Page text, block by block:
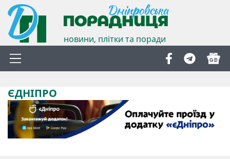
новини, плітки та поради
ЄДНІПРО